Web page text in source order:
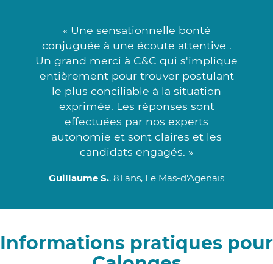
« Une sensationnelle bonté
conjuguée à une écoute attentive .
Un grand merci à C&C qui s'implique
entièrement pour trouver postulant
le plus conciliable à la situation
exprimée. Les réponses sont
effectuées par nos experts
autonomie et sont claires et les
candidats engagés. »
Guillaume S., 81 ans, Le Mas-d'Agenais
Informations pratiques pour